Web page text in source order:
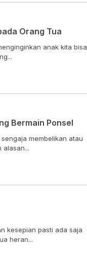
Orang Tua
anak kita bisa
Bermain Ponsel
sengaja membelikan atau
alasan...
kesepian pasti ada saja
heran...